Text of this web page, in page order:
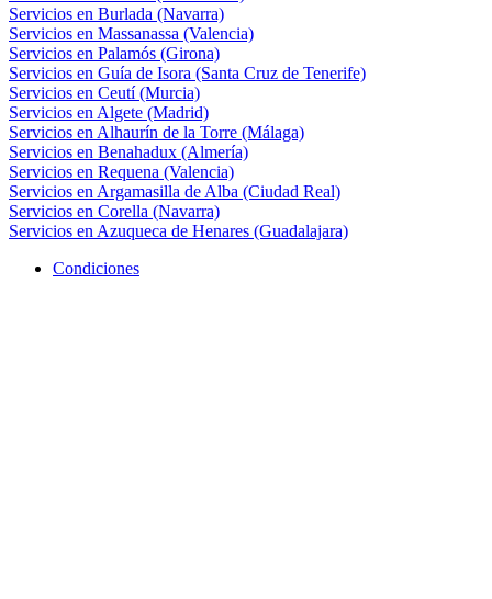
Servicios en Burlada (Navarra)
Servicios en Massanassa (Valencia)
Servicios en Palamós (Girona)
Servicios en Guía de Isora (Santa Cruz de Tenerife)
Servicios en Ceutí (Murcia)
Servicios en Algete (Madrid)
Servicios en Alhaurín de la Torre (Málaga)
Servicios en Benahadux (Almería)
Servicios en Requena (Valencia)
Servicios en Argamasilla de Alba (Ciudad Real)
Servicios en Corella (Navarra)
Servicios en Azuqueca de Henares (Guadalajara)
Condiciones